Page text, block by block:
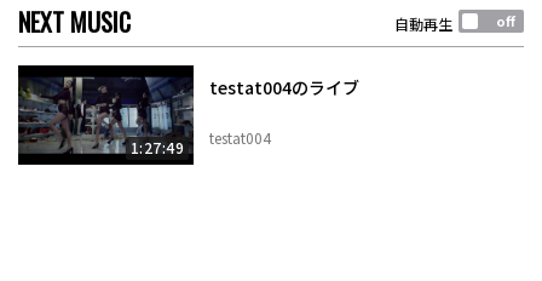
NEXT MUSIC 自動再生
1:27:49
testat004のライブ
testat004